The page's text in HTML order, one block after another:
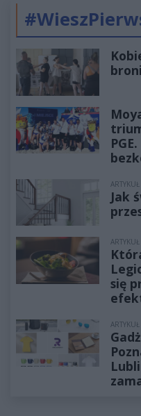
Jak
się